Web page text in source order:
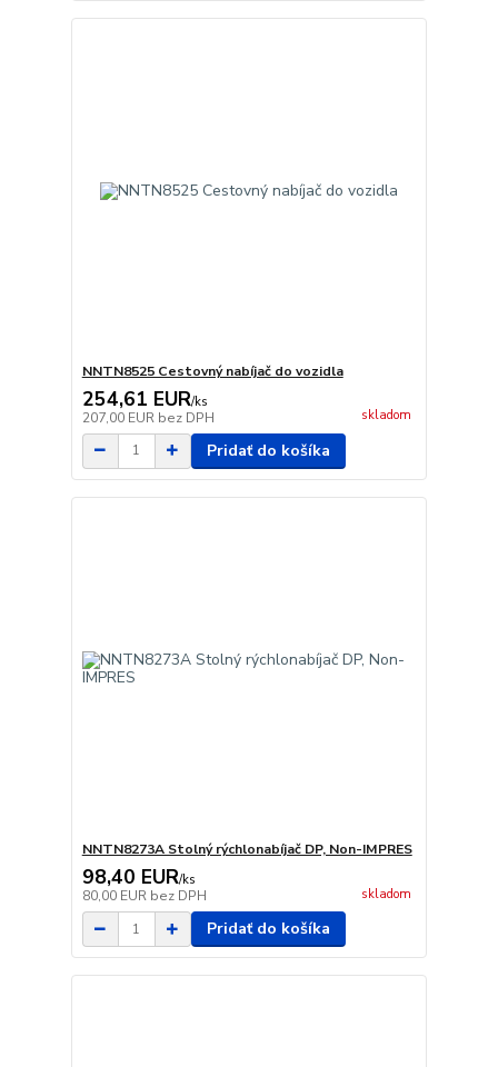
NNTN8525 Cestovný nabíjač do vozidla
254,61 EUR/ks
207,00 EUR bez DPH skladom
Pridať do košíka
NNTN8273A Stolný rýchlonabíjač DP, Non-IMPRES
98,40 EUR/ks
80,00 EUR bez DPH skladom
Pridať do košíka